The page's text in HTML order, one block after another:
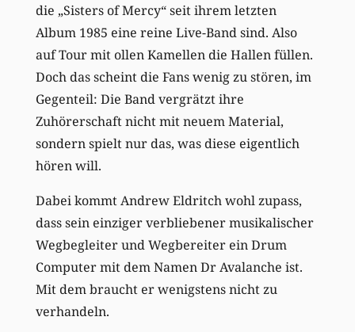
die „Sisters of Mercy“ seit ihrem letzten
Album 1985 eine reine Live-Band sind. Also
auf Tour mit ollen Kamellen die Hallen füllen.
Doch das scheint die Fans wenig zu stören, im
Gegenteil: Die Band vergrätzt ihre
Zuhörerschaft nicht mit neuem Material,
sondern spielt nur das, was diese eigentlich
hören will.
Dabei kommt Andrew Eldritch wohl zupass,
dass sein einziger verbliebener musikalischer
Wegbegleiter und Wegbereiter ein Drum
Computer mit dem Namen Dr Avalanche ist.
Mit dem braucht er wenigstens nicht zu
verhandeln.